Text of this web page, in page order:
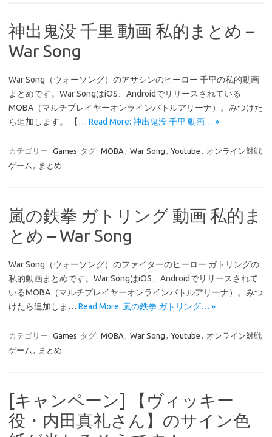
神出鬼没 千里 動画 私的まとめ –
War Song
War Song（ウォーソング）のアサシンのヒーロー 千里の私的動画
まとめです。War SongはiOS、Androidでリリースされている
MOBA（マルチプレイヤーオンラインバトルアリーナ）。みつけた
ら追加します。 【… Read More: 神出鬼没 千里 動画… »
カテゴリー: Games タグ: MOBA , War Song , Youtube , オンライン対戦
ゲーム , まとめ
嵐の鉄拳 ガトリング 動画 私的ま
とめ – War Song
War Song（ウォーソング）のファイターのヒーロー ガトリングの
私的動画まとめです。War SongはiOS、Androidでリリースされて
いるMOBA（マルチプレイヤーオンラインバトルアリーナ）。みつ
けたら追加しま… Read More: 嵐の鉄拳 ガトリング… »
カテゴリー: Games タグ: MOBA , War Song , Youtube , オンライン対戦
ゲーム , まとめ
[キャンペーン] 【ヴィッキー
役・内田真礼さん】のサイン色